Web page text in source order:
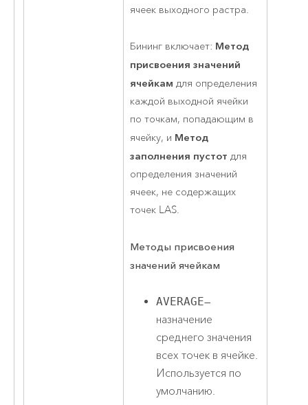
ячеек выходного растра.
Бининг включает: Метод
присвоения значений
ячейкам для определения
каждой выходной ячейки
по точкам, попадающим в
ячейку, и Метод
заполнения пустот для
определения значений
ячеек, не содержащих
точек LAS.
Методы присвоения
значений ячейкам
AVERAGE—
назначение
среднего значения
всех точек в ячейке.
Используется по
умолчанию.